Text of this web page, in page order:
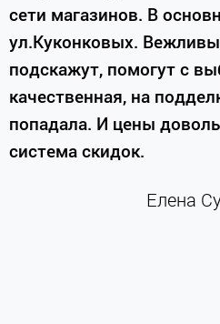
сети магазинов. В
ул.Куконковых.
подскажут, помогут с
качественная, на
попадала. И цены
система скидок.
Елена